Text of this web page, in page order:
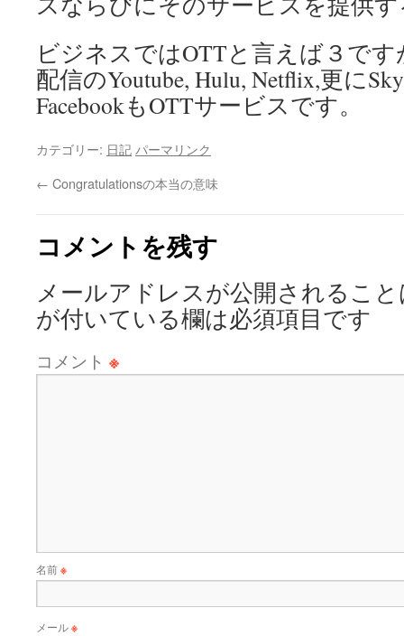
ビジネスではOTTと言えば３で
配信のYoutube, Hulu, Netflix,更に
FacebookもOTTサービスです。
カテゴリー: 日記 パーマリンク
← Congratulationsの本当の意味
コメントを残す
メールアドレスが公開されるこ
が付いている欄は必須項目です
コメント ※
名前※
メール※